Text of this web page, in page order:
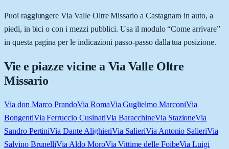
Puoi raggiungere Via Valle Oltre Missario a Castagnaro in auto, a
piedi, in bici o con i mezzi pubblici. Usa il modulo “Come arrivare”
in questa pagina per le indicazioni passo-passo dalla tua posizione.
Vie e piazze vicine a Via Valle Oltre
Missario
Via don Marco PrandoVia RomaVia Guglielmo MarconiVia
BongentiVia Ferruccio CusinatiVia BaracchineVia StazioneVia
Sandro PertiniVia Dante AlighieriVia SalieriVia Antonio SalieriVia
Salvino BrunelliVia Aldo MoroVia Vittime delle FoibeVia Luigi